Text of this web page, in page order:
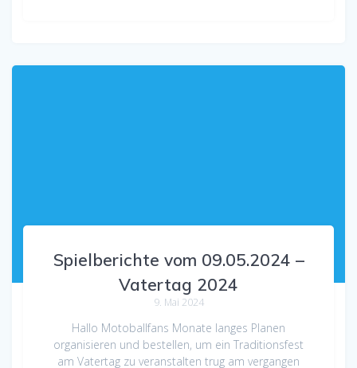
Spielberichte vom 09.05.2024 –
Vatertag 2024
9. Mai 2024
Hallo Motoballfans Monate langes Planen
organisieren und bestellen, um ein Traditionsfest
am Vatertag zu veranstalten trug am vergangen